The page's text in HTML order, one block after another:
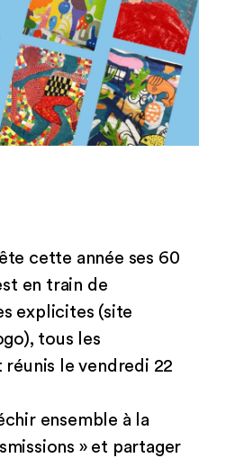
cette année ses 60
en train de
explicites (site
tous les
le vendredi 22
ensemble à la
» et partager